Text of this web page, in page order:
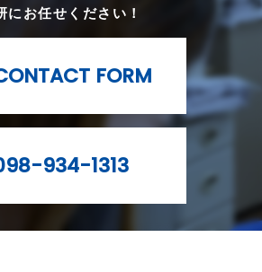
にお任せください！
FORM
934-1313